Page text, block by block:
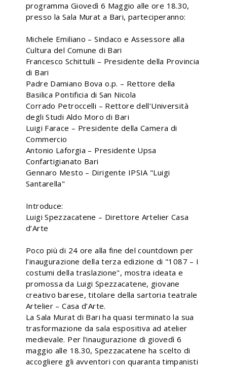
programma Giovedì 6 Maggio alle ore 18.30,
presso la Sala Murat a Bari, parteciperanno:
Michele Emiliano – Sindaco e Assessore alla
Cultura del Comune di Bari
Francesco Schittulli – Presidente della Provincia
di Bari
Padre Damiano Bova o.p. – Rettore della
Basilica Pontificia di San Nicola
Corrado Petroccelli – Rettore dell’Università
degli Studi Aldo Moro di Bari
Luigi Farace – Presidente della Camera di
Commercio
Antonio Laforgia – Presidente Upsa
Confartigianato Bari
Gennaro Mesto – Dirigente IPSIA "Luigi
Santarella"
Introduce:
Luigi Spezzacatene – Direttore Artelier Casa
d’Arte
Poco più di 24 ore alla fine del countdown per
l’inaugurazione della terza edizione di "1087 – I
costumi della traslazione", mostra ideata e
promossa da Luigi Spezzacatene, giovane
creativo barese, titolare della sartoria teatrale
Artelier – Casa d’Arte.
La Sala Murat di Bari ha quasi terminato la sua
trasformazione da sala espositiva ad atelier
medievale. Per l’inaugurazione di giovedì 6
maggio alle 18.30, Spezzacatene ha scelto di
accogliere gli avventori con quaranta timpanisti